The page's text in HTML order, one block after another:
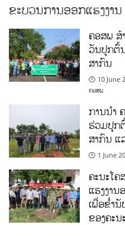
ຂະບວນການອອກແຮງງານ
ຄອສພ ສ້
ວັນປູກຕົ້
ສາກົນ
10 June
ຄອສພ
ການນໍາ
ຮ່ວມປູກ
ສາກົນ ແ
1 June
ຄະນະໂ
ແຮງງາ
ເພື່ອຂໍ່າ
ຂອງຄະ